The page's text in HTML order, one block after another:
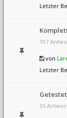
Letzter
197
von
Letzter
35